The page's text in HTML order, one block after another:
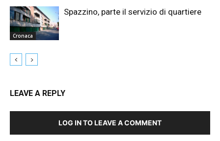
Cronaca
Spazzino, parte il servizio di quartiere
LEAVE A REPLY
LOG IN TO LEAVE A COMMENT